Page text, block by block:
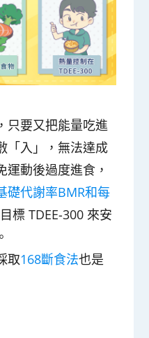
只要又把能量吃進
「入」，無法達成
運動後過度進食，
礎代謝率BMR和每
目標TDEE-300 來安
取168斷食法也是